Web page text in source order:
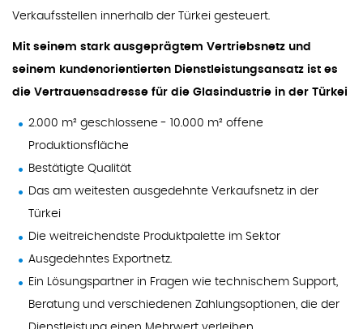
Verkaufsstellen innerhalb der Türkei gesteuert.
Mit seinem stark ausgeprägtem Vertriebsnetz und
seinem kundenorientierten Dienstleistungsansatz ist es
die Vertrauensadresse für die Glasindustrie in der Türkei
2.000 m² geschlossene - 10.000 m² offene
Produktionsfläche
Bestätigte Qualität
Das am weitesten ausgedehnte Verkaufsnetz in der
Türkei
Die weitreichendste Produktpalette im Sektor
Ausgedehntes Exportnetz.
Ein Lösungspartner in Fragen wie technischem Support,
Beratung und verschiedenen Zahlungsoptionen, die der